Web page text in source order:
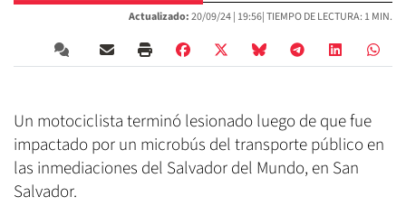
Actualizado:20/09/24 | 19:56| TIEMPO DE LECTURA: 1 MIN.
Un motociclista terminó lesionado luego de que fue
impactado por un microbús del transporte público en
las inmediaciones del Salvador del Mundo, en San
Salvador.